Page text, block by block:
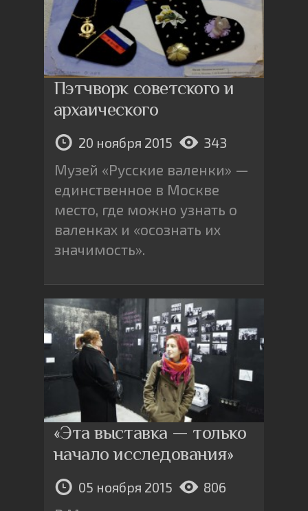
Пэтчворк советского и
архаического
20 ноября 2015 343
Музей «Русские валенки» —
единственное в Москве
место, где можно узнать о
валенках и «осознать их
значимость».
«Эта выставка — только
начало исследования»
05 ноября 2015 806